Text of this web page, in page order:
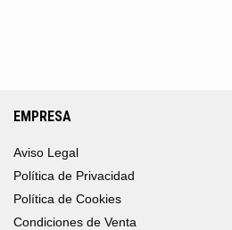
EMPRESA
Aviso Legal
Política de Privacidad
Política de Cookies
Condiciones de Venta